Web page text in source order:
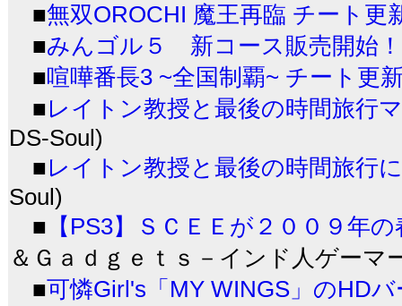
■無双OROCHI 魔王再臨 チート更
■みんゴル５ 新コース販売開始！
■喧嘩番長3 ~全国制覇~ チート更
■レイトン教授と最後の時間旅行
DS-Soul)
■レイトン教授と最後の時間旅行
Soul)
■ 【PS3】ＳＣＥＥが２００９年
＆Ｇａｄｇｅｔｓ－インド人ゲーマ
■可憐Girl's「MY WINGS」のHD